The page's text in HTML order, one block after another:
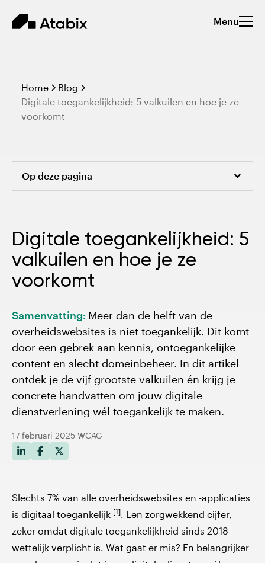
Menu
Home
Blog
Digitale toegankelijkheid: 5 valkuilen en hoe je ze
voorkomt
Op deze pagina
Wet- en regelgeving in het kort
De 5 grootste valkuilen en hun oplossingen
Digitale toegankelijkheid: 5
valkuilen en hoe je ze
voorkomt
Samenvatting: Meer dan de helft van de
overheidswebsites is niet toegankelijk. Dit komt
door een gebrek aan kennis, ontoegankelijke
content en slecht domeinbeheer. In dit artikel
ontdek je de vijf grootste valkuilen én krijg je
concrete handvatten om jouw digitale
dienstverlening wél toegankelijk te maken.
17 februari 2025 WCAG
Slechts 7% van alle overheidswebsites en -applicaties
is digitaal toegankelijk [1]. Een zorgwekkend cijfer,
zeker omdat digitale toegankelijkheid sinds 2018
wettelijk verplicht is. Wat gaat er mis? En belangrijker